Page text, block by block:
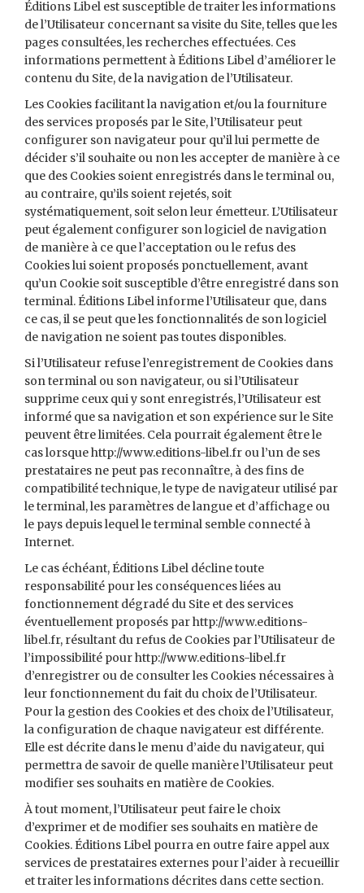
Éditions Libel est susceptible de traiter les informations
de l’Utilisateur concernant sa visite du Site, telles que les
pages consultées, les recherches effectuées. Ces
informations permettent à Éditions Libel d’améliorer le
contenu du Site, de la navigation de l’Utilisateur.
Les Cookies facilitant la navigation et/ou la fourniture
des services proposés par le Site, l’Utilisateur peut
configurer son navigateur pour qu’il lui permette de
décider s’il souhaite ou non les accepter de manière à ce
que des Cookies soient enregistrés dans le terminal ou,
au contraire, qu’ils soient rejetés, soit
systématiquement, soit selon leur émetteur. L’Utilisateur
peut également configurer son logiciel de navigation
de manière à ce que l’acceptation ou le refus des
Cookies lui soient proposés ponctuellement, avant
qu’un Cookie soit susceptible d’être enregistré dans son
terminal. Éditions Libel informe l’Utilisateur que, dans
ce cas, il se peut que les fonctionnalités de son logiciel
de navigation ne soient pas toutes disponibles.
Si l’Utilisateur refuse l’enregistrement de Cookies dans
son terminal ou son navigateur, ou si l’Utilisateur
supprime ceux qui y sont enregistrés, l’Utilisateur est
informé que sa navigation et son expérience sur le Site
peuvent être limitées. Cela pourrait également être le
cas lorsque http://www.editions-libel.fr ou l’un de ses
prestataires ne peut pas reconnaître, à des fins de
compatibilité technique, le type de navigateur utilisé par
le terminal, les paramètres de langue et d’affichage ou
le pays depuis lequel le terminal semble connecté à
Internet.
Le cas échéant, Éditions Libel décline toute
responsabilité pour les conséquences liées au
fonctionnement dégradé du Site et des services
éventuellement proposés par http://www.editions-
libel.fr, résultant du refus de Cookies par l’Utilisateur de
l’impossibilité pour http://www.editions-libel.fr
d’enregistrer ou de consulter les Cookies nécessaires à
leur fonctionnement du fait du choix de l’Utilisateur.
Pour la gestion des Cookies et des choix de l’Utilisateur,
la configuration de chaque navigateur est différente.
Elle est décrite dans le menu d’aide du navigateur, qui
permettra de savoir de quelle manière l’Utilisateur peut
modifier ses souhaits en matière de Cookies.
À tout moment, l’Utilisateur peut faire le choix
d’exprimer et de modifier ses souhaits en matière de
Cookies. Éditions Libel pourra en outre faire appel aux
services de prestataires externes pour l’aider à recueillir
et traiter les informations décrites dans cette section.